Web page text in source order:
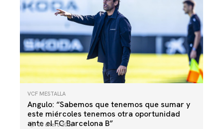
VCF MESTALLA
Angulo: “Sabemos que tenemos que sumar y
este miércoles tenemos otra oportunidad
ante el FC Barcelona B”
05 enero 2026